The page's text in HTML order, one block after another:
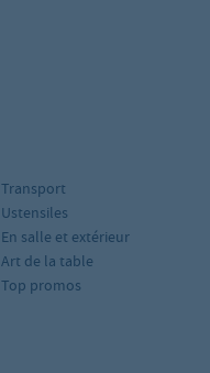
Transport
Ustensiles
En salle et extérieur
Art de la table
Top promos